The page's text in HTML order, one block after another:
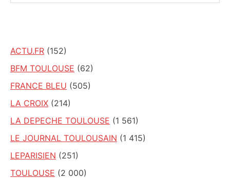
ACTU.FR (152)
BFM TOULOUSE (62)
FRANCE BLEU (505)
LA CROIX (214)
LA DEPECHE TOULOUSE (1 561)
LE JOURNAL TOULOUSAIN (1 415)
LEPARISIEN (251)
TOULOUSE (2 000)